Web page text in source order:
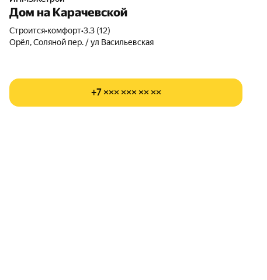
Дом на Карачевской
Строится•комфорт•3.3 (12)
Орёл, Соляной пер. / ул Васильевская
+7 ××× ××× ×× ××